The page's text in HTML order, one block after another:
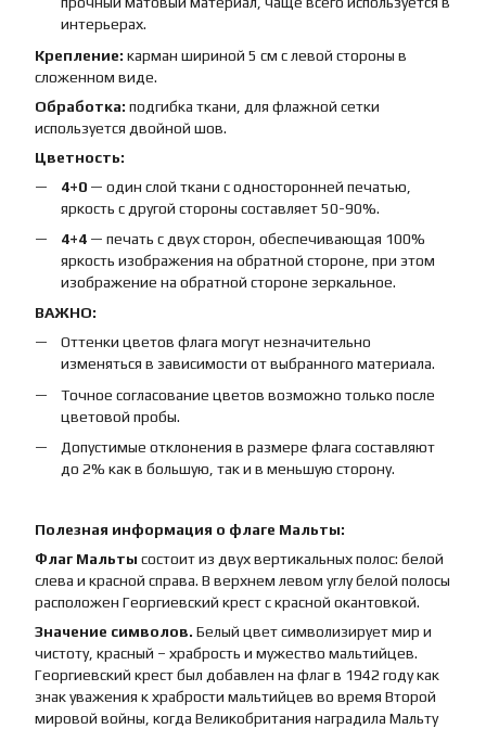
интерьерах.
Крепление: карман шириной 5 см с левой стороны в
сложенном виде.
Обработка: подгибка ткани, для флажной сетки
используется двойной шов.
Цветность:
4+0 — один слой ткани с односторонней печатью,
яркость с другой стороны составляет 50-90%.
4+4 — печать с двух сторон, обеспечивающая 100%
яркость изображения на обратной стороне, при этом
изображение на обратной стороне зеркальное.
ВАЖНО:
Оттенки цветов флага могут незначительно
изменяться в зависимости от выбранного материала.
Точное согласование цветов возможно только после
цветовой пробы.
Допустимые отклонения в размере флага составляют
до 2% как в большую, так и в меньшую сторону.
Полезная информация о флаге Мальты:
Флаг Мальты состоит из двух вертикальных полос: белой
слева и красной справа. В верхнем левом углу белой полосы
расположен Георгиевский крест с красной окантовкой.
Значение символов. Белый цвет символизирует мир и
чистоту, красный – храбрость и мужество мальтийцев.
Георгиевский крест был добавлен на флаг в 1942 году как
знак уважения к храбрости мальтийцев во время Второй
мировой войны, когда Великобритания наградила Мальту